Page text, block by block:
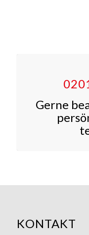
Gerne
KONTAKT